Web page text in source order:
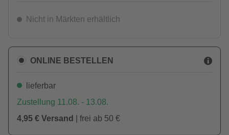
Nicht in Märkten erhältlich
ONLINE BESTELLEN
lieferbar
Zustellung 11.08. - 13.08.
4,95 € Versand
| frei ab 50 €